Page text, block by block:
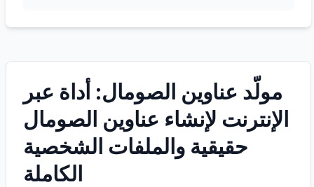
مولّد عناوين الصومال: أداة عبر
الإنترنت لإنشاء عناوين الصومال
حقيقية والملفات الشخصية
الكاملة